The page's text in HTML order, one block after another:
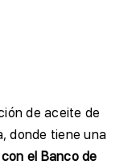
de aceite de
donde tiene una
el Banco de